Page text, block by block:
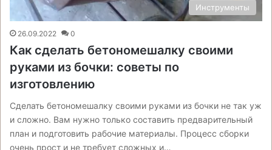
Инструменты
26.09.2022 0
Как сделать бетономешалку своими
руками из бочки: советы по
изготовлению
Сделать бетономешалку своими руками из бочки не так уж
и сложно. Вам нужно только составить предварительный
план и подготовить рабочие материалы. Процесс сборки
очень прост и не требует сложных и…